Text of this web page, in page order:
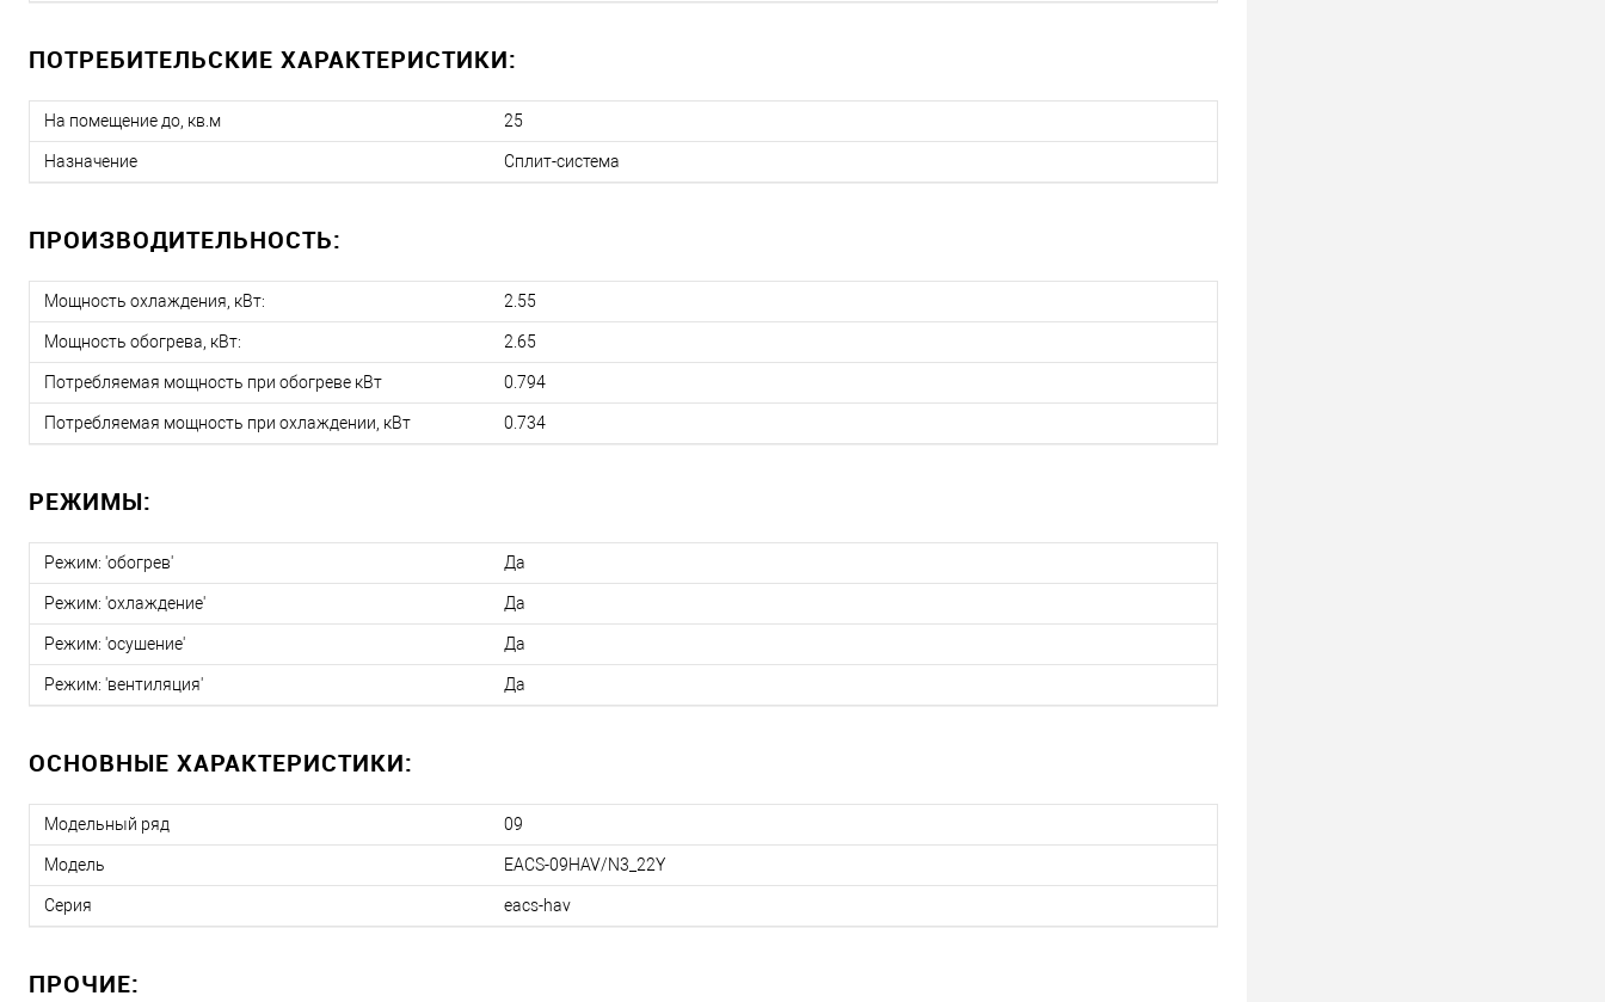
ПОТРЕБИТЕЛЬСКИЕ ХАРАКТЕРИСТИКИ:
На помещение до, кв.м 25
Назначение Сплит-система
ПРОИЗВОДИТЕЛЬНОСТЬ:
Мощность охлаждения, кВт: 2.55
Мощность обогрева, кВт: 2.65
Потребляемая мощность при обогреве кВт 0.794
Потребляемая мощность при охлаждении, кВт 0.734
РЕЖИМЫ:
Режим: 'обогрев' Да
Режим: 'охлаждение' Да
Режим: 'осушение' Да
Режим: 'вентиляция' Да
ОСНОВНЫЕ ХАРАКТЕРИСТИКИ:
Модельный ряд 09
Модель EACS-09HAV/N3_22Y
Серия eacs-hav
ПРОЧИЕ: